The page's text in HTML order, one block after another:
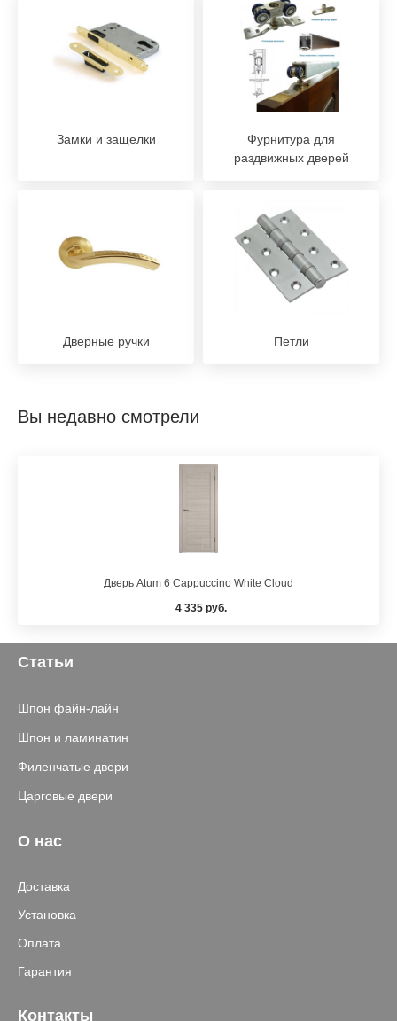
Замки и защелки
Фурнитура для
раздвижных дверей
Дверные ручки Петли
Вы недавно смотрели
Дверь Atum 6 Cappuccino White Cloud
4 335 руб.
Статьи
Шпон файн-лайн
Шпон и ламинатин
Филенчатые двери
Царговые двери
О нас
Доставка
Установка
Оплата
Гарантия
Контакты